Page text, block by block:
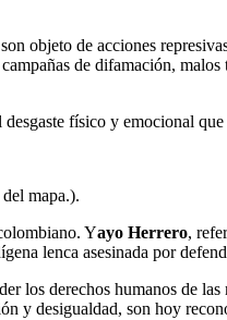
objeto de acciones
de difamación,
físico y emocional que
mapa.).
Yayo Herrero,
lenca asesinada por
los derechos humanos de
y desigualdad, son hoy